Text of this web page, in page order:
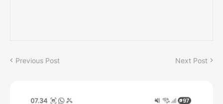
Previous Post Next Post